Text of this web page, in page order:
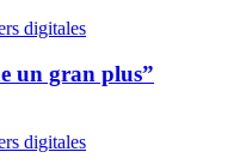
un gran plus”